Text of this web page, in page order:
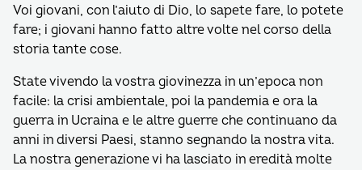
Voi giovani, con l’aiuto di Dio, lo sapete fare, lo potete
fare; i giovani hanno fatto altre volte nel corso della
storia tante cose.
State vivendo la vostra giovinezza in un’epoca non
facile: la crisi ambientale, poi la pandemia e ora la
guerra in Ucraina e le altre guerre che continuano da
anni in diversi Paesi, stanno segnando la nostra vita.
La nostra generazione vi ha lasciato in eredità molte